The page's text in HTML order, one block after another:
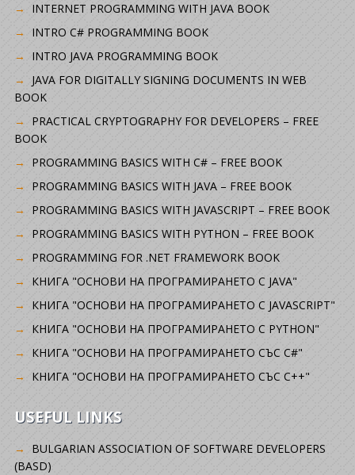
INTERNET PROGRAMMING WITH JAVA BOOK
INTRO C# PROGRAMMING BOOK
INTRO JAVA PROGRAMMING BOOK
JAVA FOR DIGITALLY SIGNING DOCUMENTS IN WEB
BOOK
PRACTICAL CRYPTOGRAPHY FOR DEVELOPERS – FREE
BOOK
PROGRAMMING BASICS WITH C# – FREE BOOK
PROGRAMMING BASICS WITH JAVA – FREE BOOK
PROGRAMMING BASICS WITH JAVASCRIPT – FREE BOOK
PROGRAMMING BASICS WITH PYTHON – FREE BOOK
PROGRAMMING FOR .NET FRAMEWORK BOOK
КНИГА "ОСНОВИ НА ПРОГРАМИРАНЕТО С JAVA"
КНИГА "ОСНОВИ НА ПРОГРАМИРАНЕТО С JAVASCRIPT"
КНИГА "ОСНОВИ НА ПРОГРАМИРАНЕТО С PYTHON"
КНИГА "ОСНОВИ НА ПРОГРАМИРАНЕТО СЪС C#"
КНИГА "ОСНОВИ НА ПРОГРАМИРАНЕТО СЪС C++"
USEFUL LINKS
BULGARIAN ASSOCIATION OF SOFTWARE DEVELOPERS
(BASD)